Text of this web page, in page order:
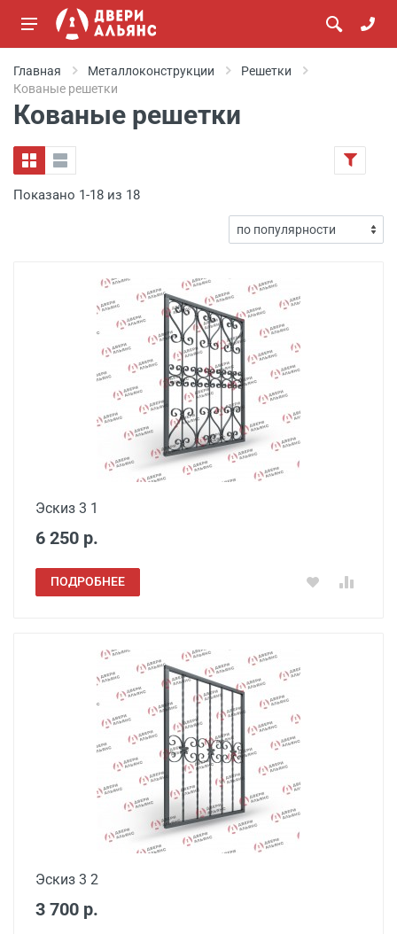
Главная Металлоконструкции
Решетки
Кованые решетки
Кованые решетки
Показано 1-18 из 18
Эскиз 3 1
6 250 р.
ПОДРОБНЕЕ
Эскиз 3 2
3 700 р.